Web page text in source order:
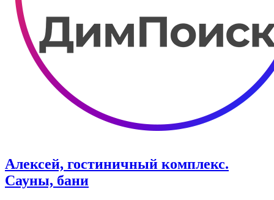
Алексей, гостиничный комплекс.
Сауны, бани